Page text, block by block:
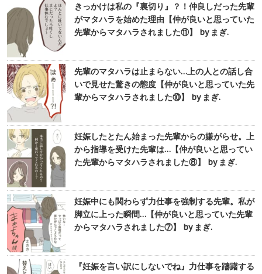
きっかけは私の『裏切り』？！仲良しだった先輩
がマタハラを始めた理由【仲が良いと思っていた
先輩からマタハラされました⑪】 by まぎ.
先輩のマタハラは止まらない…上の人との話し合
いで見せた驚きの態度【仲が良いと思っていた先
輩からマタハラされました⑩】 by まぎ.
妊娠したとたん始まった先輩からの嫌がらせ。上
から指導を受けた先輩は…【仲が良いと思ってい
た先輩からマタハラされました⑧】 by まぎ.
妊娠中にも関わらず力仕事を強制する先輩。私が
脚立に上った瞬間…【仲が良いと思っていた先輩
からマタハラされました⑦】 by まぎ.
『妊娠を言い訳にしないでね』力仕事を躊躇する